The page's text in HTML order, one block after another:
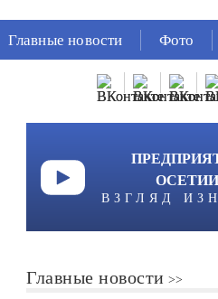
Главные новости Фото
ОСЕТИИ
ВЗГЛЯД
Главные новости